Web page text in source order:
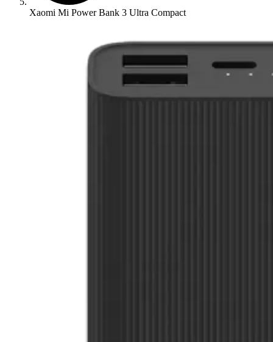
Xaomi Mi Power Bank 3 Ultra Compact